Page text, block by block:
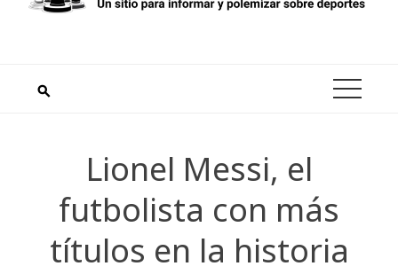
Lionel Messi, el
futbolista con más
títulos en la historia